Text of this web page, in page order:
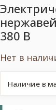
380 В
Нет в
Наличие в